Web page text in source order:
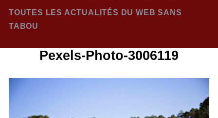
TOUTES LES ACTUALITÉS DU WEB SANS
TABOU
Pexels-Photo-3006119